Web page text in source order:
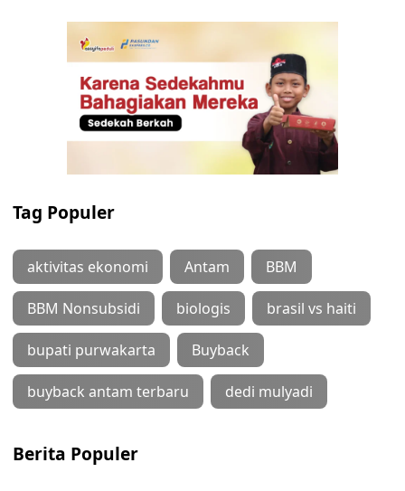
Tag Populer
aktivitas ekonomi Antam BBM
BBM Nonsubsidi biologis brasil vs haiti
bupati purwakarta Buyback
buyback antam terbaru dedi mulyadi
Berita Populer